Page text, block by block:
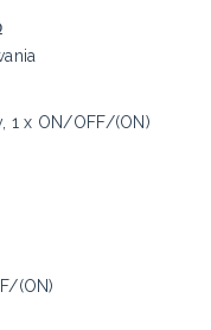
1 x ON/OFF/(ON)
(ON)